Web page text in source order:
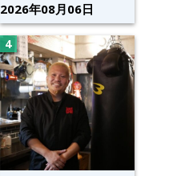
2026年08月06日